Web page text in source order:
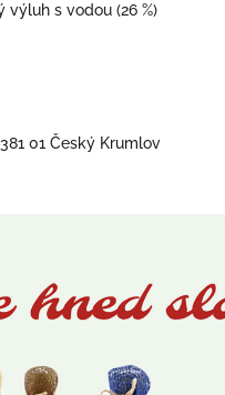
s vodou (26 %)
01 Český Krumlov